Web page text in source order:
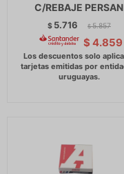
C/REBAJE PERSAN
$ 5.716 $ 5.857
$ 4.859